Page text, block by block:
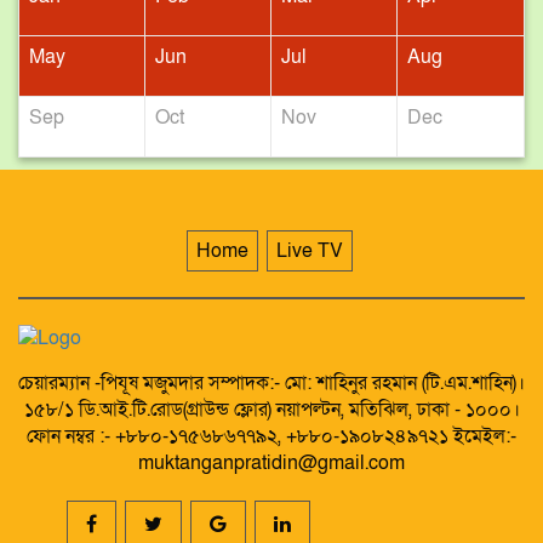
May Jun Jul Aug
Sep Oct Nov Dec
Home Live TV
চেয়ারম্যান -পিযূষ মজুমদার সম্পাদক:- মো: শাহিনুর রহমান (টি.এম.শাহিন)।
১৫৮/১ ডি.আই.টি.রোড(গ্রাউন্ড ফ্লোর) নয়াপল্টন, মতিঝিল, ঢাকা - ১০০০।
ফোন নম্বর :- +৮৮০-১৭৫৬৮৬৭৭৯২, +৮৮০-১৯০৮২৪৯৭২১ ইমেইল:-
muktanganpratidin@gmail.com